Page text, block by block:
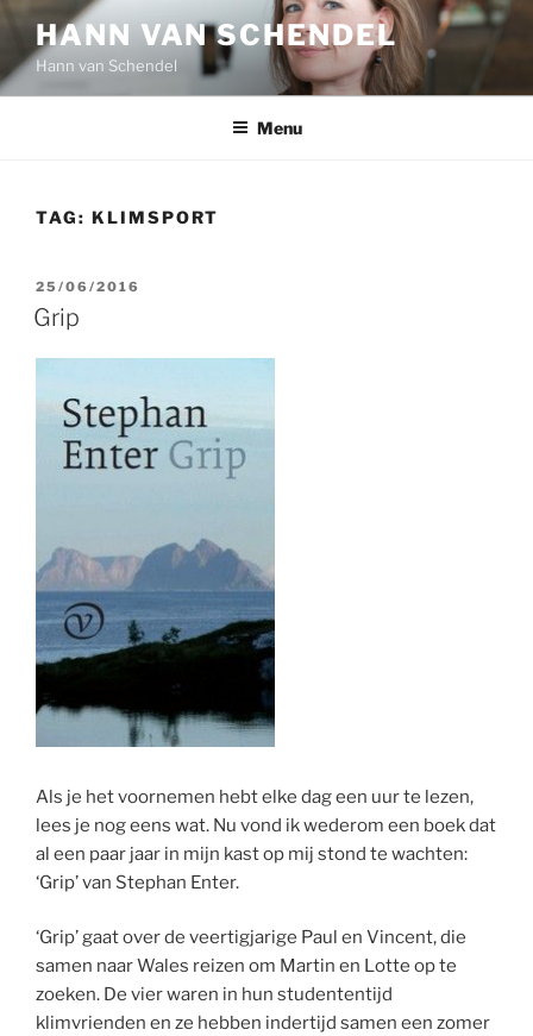
Ga
de
inhoud
HANN VAN SCHENDEL
Hann van Schendel
Menu
TAG: KLIMSPORT
GEPLAATST
OP
25/06/2016
Grip
Als je het voornemen hebt elke dag een uur te lezen,
lees je nog eens wat. Nu vond ik wederom een boek dat
al een paar jaar in mijn kast op mij stond te wachten:
‘Grip’ van Stephan Enter.
‘Grip’ gaat over de veertigjarige Paul en Vincent, die
samen naar Wales reizen om Martin en Lotte op te
zoeken. De vier waren in hun studententijd
klimvrienden en ze hebben indertijd samen een zomer